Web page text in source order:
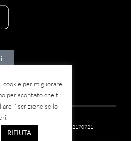
i diritti riservati – P.IVA: 07582170721
per migliorare
per scontato che ti
l'iscrizione se lo
RIFIUTA